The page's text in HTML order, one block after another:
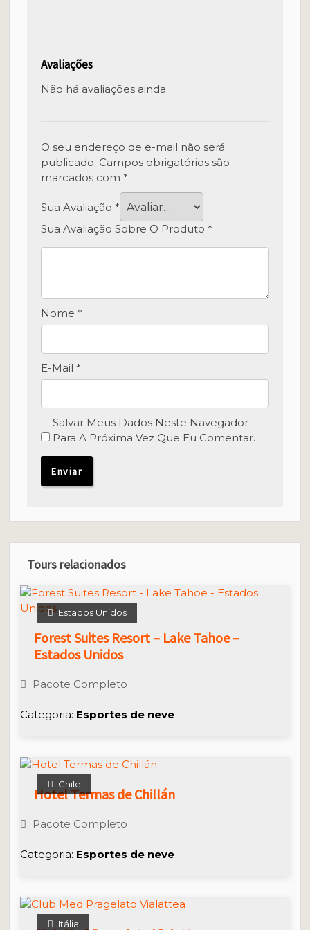
Avaliações
Não há avaliações ainda.
O seu endereço de e-mail não será
publicado. Campos obrigatórios são
marcados com *
Sua Avaliação *
Sua Avaliação Sobre O Produto *
Nome *
E-Mail *
Salvar Meus Dados Neste Navegador
Para A Próxima Vez Que Eu Comentar.
Tours relacionados
Estados Unidos
Forest Suites Resort – Lake Tahoe –
Estados Unidos
Pacote Completo
Categoria: Esportes de neve
Chile
Hotel Termas de Chillán
Pacote Completo
Categoria: Esportes de neve
Itália